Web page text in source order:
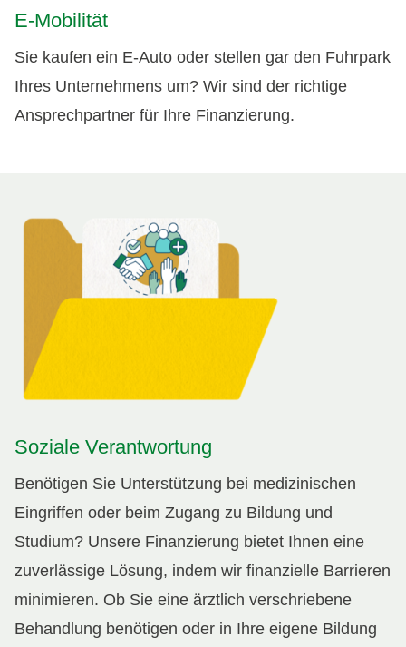
E-Mobilität
Sie kaufen ein E-Auto oder stellen gar den Fuhrpark
Ihres Unternehmens um? Wir sind der richtige
Ansprechpartner für Ihre Finanzierung.
Soziale Verantwortung
Benötigen Sie Unterstützung bei medizinischen
Eingriffen oder beim Zugang zu Bildung und
Studium? Unsere Finanzierung bietet Ihnen eine
zuverlässige Lösung, indem wir finanzielle Barrieren
minimieren. Ob Sie eine ärztlich verschriebene
Behandlung benötigen oder in Ihre eigene Bildung